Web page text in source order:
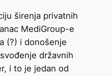
širenja privatnih
MediGroup-e
(?) i donošenje
državnih
i to je jedan od